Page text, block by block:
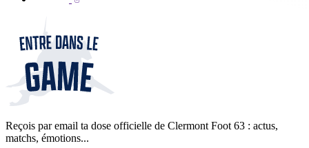
Reçois par email ta dose officielle de Clermont Foot 63 : actus,
matchs, émotions...